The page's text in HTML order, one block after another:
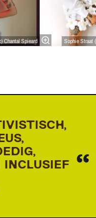
Chantal Spieard Sophie Straat
INCLUSIEF